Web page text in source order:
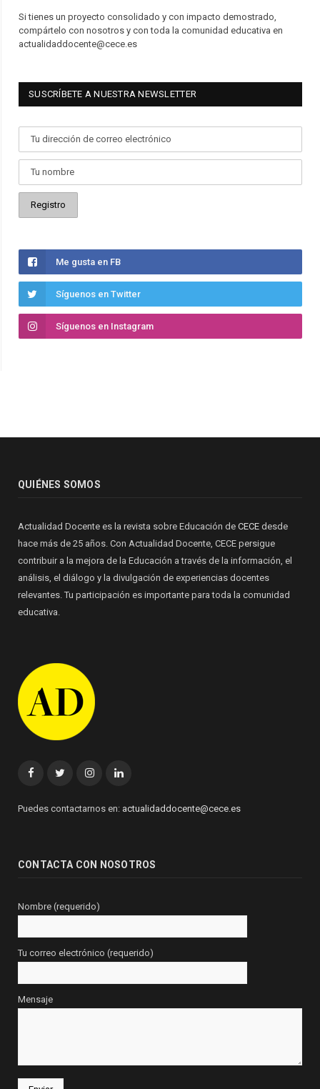
Si tienes un proyecto consolidado y con impacto demostrado,
compártelo con nosotros y con toda la comunidad educativa en
actualidaddocente@cece.es
SUSCRÍBETE A NUESTRA NEWSLETTER
Me gusta en FB
Síguenos en Twitter
Síguenos en Instagram
QUIÉNES SOMOS
Actualidad Docente es la revista sobre Educación de CECE desde
hace más de 25 años. Con Actualidad Docente, CECE persigue
contribuir a la mejora de la Educación a través de la información, el
análisis, el diálogo y la divulgación de experiencias docentes
relevantes. Tu participación es importante para toda la comunidad
educativa.
FacebookTwitterInstagramLinkedin
Puedes contactarnos en: actualidaddocente@cece.es
CONTACTA CON NOSOTROS
Nombre (requerido)
Tu correo electrónico (requerido)
Mensaje